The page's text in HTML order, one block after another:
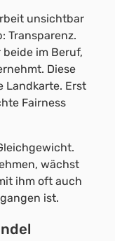
unsichtbar
Transparenz.
im Beruf,
Diese
Landkarte. Erst
Fairness
wächst
ihm oft auch
ist.